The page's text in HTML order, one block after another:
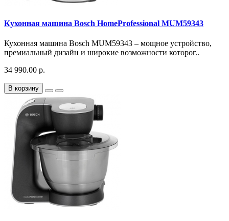
Кухонная машина Bosch HomeProfessional MUM59343
Кухонная машина Bosch MUM59343 – мощное устройство,
премиальный дизайн и широкие возможности которог..
34 990.00 р.
В корзину